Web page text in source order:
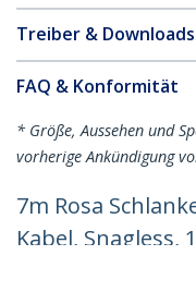
Treiber & Downloads
FAQ & Konformität
* Größe, Aussehen und
vorherige Ankündigung
7m Rosa
Kabel, Snagless,